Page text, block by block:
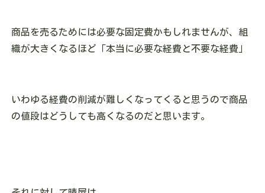
商品を売るためには必要な固定費かもしれませんが、組
織が大きくなるほど「本当に必要な経費と不要な経費」
いわゆる経費の削減が難しくなってくると思うので商品
の値段はどうしても高くなるのだと思います。